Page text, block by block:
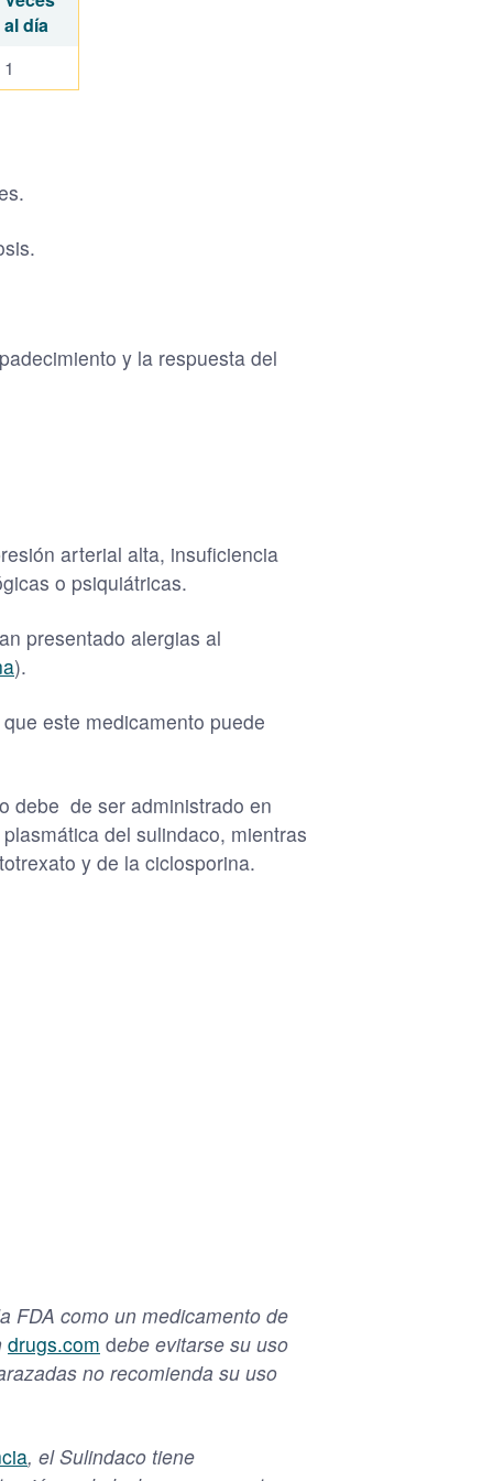
al día
1
y la respuesta del
arterial alta, insuficiencia
o psiquiátricas.
presentado alergias al
).
este medicamento puede
debe de ser administrado en
del sulindaco, mientras
y de la ciclosporina.
FDA como un medicamento de
drugs.com debe evitarse su uso
no recomienda su uso
, el Sulindaco tiene